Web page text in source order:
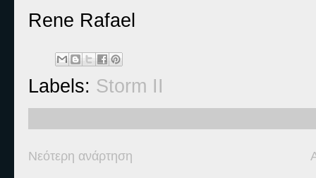
Rene Rafael
Labels: Storm II
Νεότερη ανάρτηση